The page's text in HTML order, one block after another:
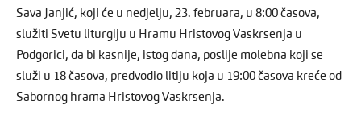
Sava Janjić, koji će u nedjelju, 23. februara, u 8:00 časova,
služiti Svetu liturgiju u Hramu Hristovog Vaskrsenja u
Podgorici, da bi kasnije, istog dana, poslije molebna koji se
služi u 18 časova, predvodio litiju koja u 19:00 časova kreće od
Sabornog hrama Hristovog Vaskrsenja.